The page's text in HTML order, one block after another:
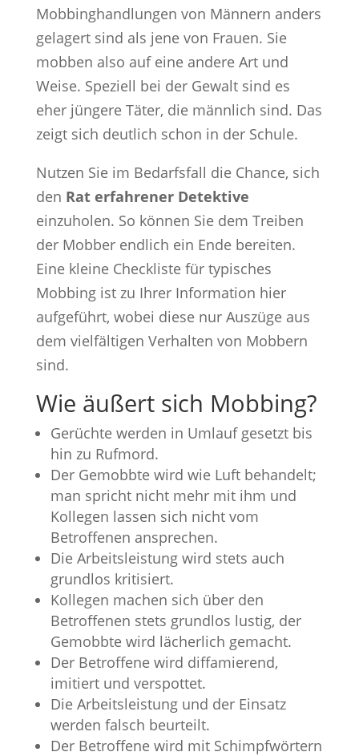
Mobbinghandlungen von Männern anders
gelagert sind als jene von Frauen. Sie
mobben also auf eine andere Art und
Weise. Speziell bei der Gewalt sind es
eher jüngere Täter, die männlich sind. Das
zeigt sich deutlich schon in der Schule.
Nutzen Sie im Bedarfsfall die Chance, sich
den Rat erfahrener Detektive
einzuholen. So können Sie dem Treiben
der Mobber endlich ein Ende bereiten.
Eine kleine Checkliste für typisches
Mobbing ist zu Ihrer Information hier
aufgeführt, wobei diese nur Auszüge aus
dem vielfältigen Verhalten von Mobbern
sind.
Wie äußert sich Mobbing?
Gerüchte werden in Umlauf gesetzt bis
hin zu Rufmord.
Der Gemobbte wird wie Luft behandelt;
man spricht nicht mehr mit ihm und
Kollegen lassen sich nicht vom
Betroffenen ansprechen.
Die Arbeitsleistung wird stets auch
grundlos kritisiert.
Kollegen machen sich über den
Betroffenen stets grundlos lustig, der
Gemobbte wird lächerlich gemacht.
Der Betroffene wird diffamierend,
imitiert und verspottet.
Die Arbeitsleistung und der Einsatz
werden falsch beurteilt.
Der Betroffene wird mit Schimpfwörtern